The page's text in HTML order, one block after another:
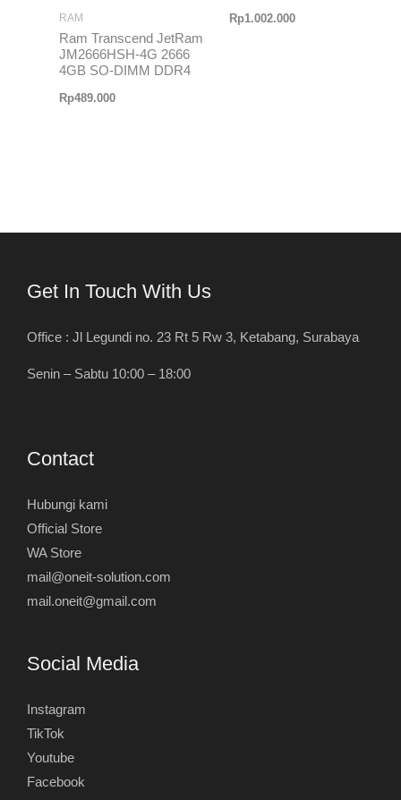
RAM
Ram Transcend JetRam
JM2666HSH-4G 2666
4GB SO-DIMM DDR4
Rp489.000
Rp1.002.000
Get In Touch With Us
Office : Jl Legundi no. 23 Rt 5 Rw 3, Ketabang, Surabaya
Senin – Sabtu 10:00 – 18:00
Contact
Hubungi kami
Official Store
WA Store
mail@oneit-solution.com
mail.oneit@gmail.com
Social Media
Instagram
TikTok
Youtube
Facebook